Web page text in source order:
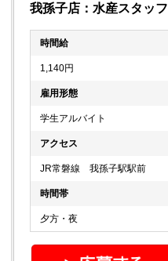
我孫子店：水産スタッフ
時間給
1,140円
雇用形態
学生アルバイト
アクセス
JR常磐線 我孫子駅駅前
時間帯
夕方・夜